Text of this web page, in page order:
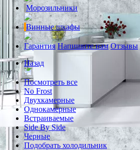
Морозильники
Винные шкафы
Гарантия Напишите нам Отзывы
Назад
Посмотреть все
No Frost
Двухкамерные
Однокамерные
Встраиваемые
Side By Side
Черные
Подобрать холодильник